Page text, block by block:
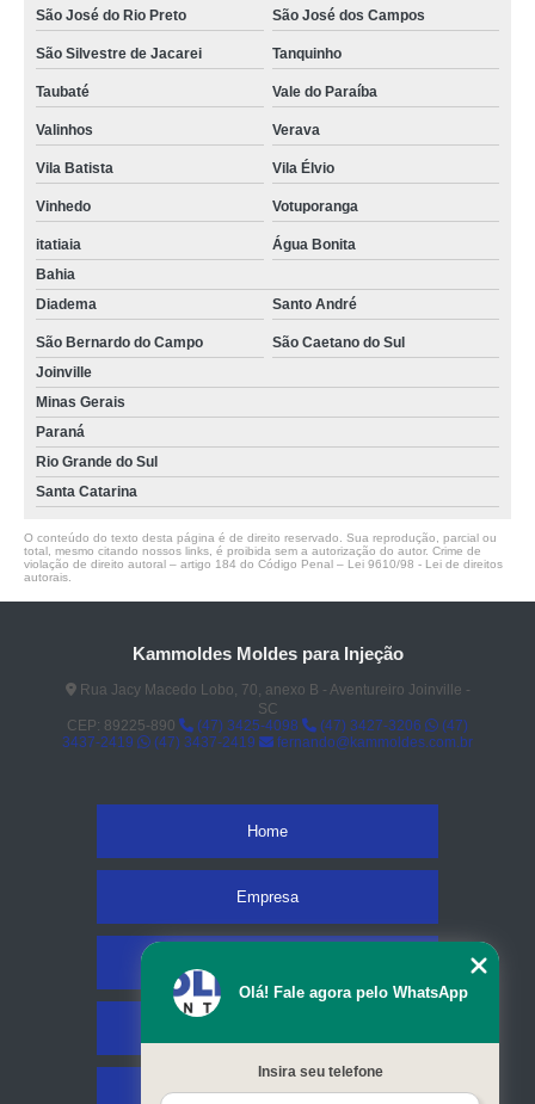
São José do Rio Preto São José dos Campos
São Silvestre de Jacarei Tanquinho
Taubaté Vale do Paraíba
Valinhos Verava
Vila Batista Vila Élvio
Vinhedo Votuporanga
itatiaia
Água Bonita
Bahia
Diadema
Santo André
São Bernardo do Campo
São Caetano do Sul
Joinville
Minas Gerais
Paraná
Rio Grande do Sul
Santa Catarina
O conteúdo do texto desta página é de direito reservado. Sua reprodução, parcial ou
total, mesmo citando nossos links, é proibida sem a autorização do autor. Crime de
violação de direito autoral – artigo 184 do Código Penal – Lei 9610/98 - Lei de direitos
autorais
Kammoldes Moldes para Injeção
Rua Jacy Macedo Lobo, 70, anexo B - Aventureiro Joinville -
SC
CEP: 89225-890
(47) 3425-4098 (47) 3427-3206
(47)
3437-2419
(47) 3437-2419 fernando@kammoldes.com.br
Home
Empresa
Contato
Olá! Fale agora pelo WhatsApp
Insira seu telefone